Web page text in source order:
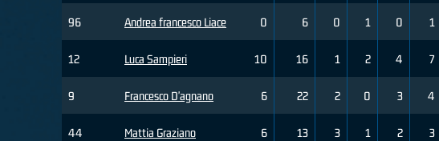
96 Andrea francesco Liace
12 Luca Sampieri
9 Francesco D'agnano
44 Mattia Graziano
0 6 0 1 0 1
10 16 1 2 4 7
6 22 2 0 3 4
6 13 3 1 2 3